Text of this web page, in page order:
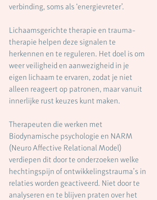
verbinding, soms als ‘energievreter’.
Lichaamsgerichte therapie en trauma-
therapie helpen deze signalen te
herkennen en te reguleren. Het doel is om
weer veiligheid en aanwezigheid in je
eigen lichaam te ervaren, zodat je niet
alleen reageert op patronen, maar vanuit
innerlijke rust keuzes kunt maken.
Therapeuten die werken met
Biodynamische psychologie en NARM
(Neuro Affective Relational Model)
verdiepen dit door te onderzoeken welke
hechtingspijn of ontwikkelingstrauma’s in
relaties worden geactiveerd. Niet door te
analyseren en te blijven praten over het